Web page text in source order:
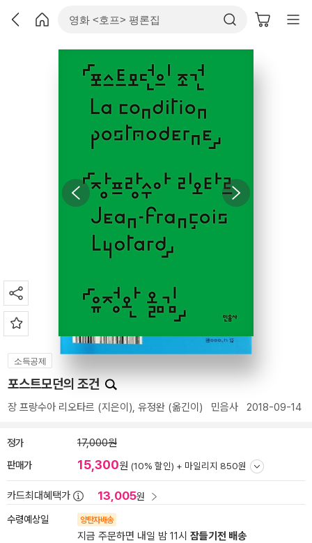
소득공제
포스트모던의 조건
장 프랑수아 리오타르 (지은이), 유정완 (옮긴이) 민음사 2018-09-14
정가 17,000원
판매가 15,300원 (10% 할인) + 마일리지 850원
카드최대혜택가 13,005원
수령예상일 양탄자배송
지금 주문하면 내일 밤 11시 잠들기전 배송